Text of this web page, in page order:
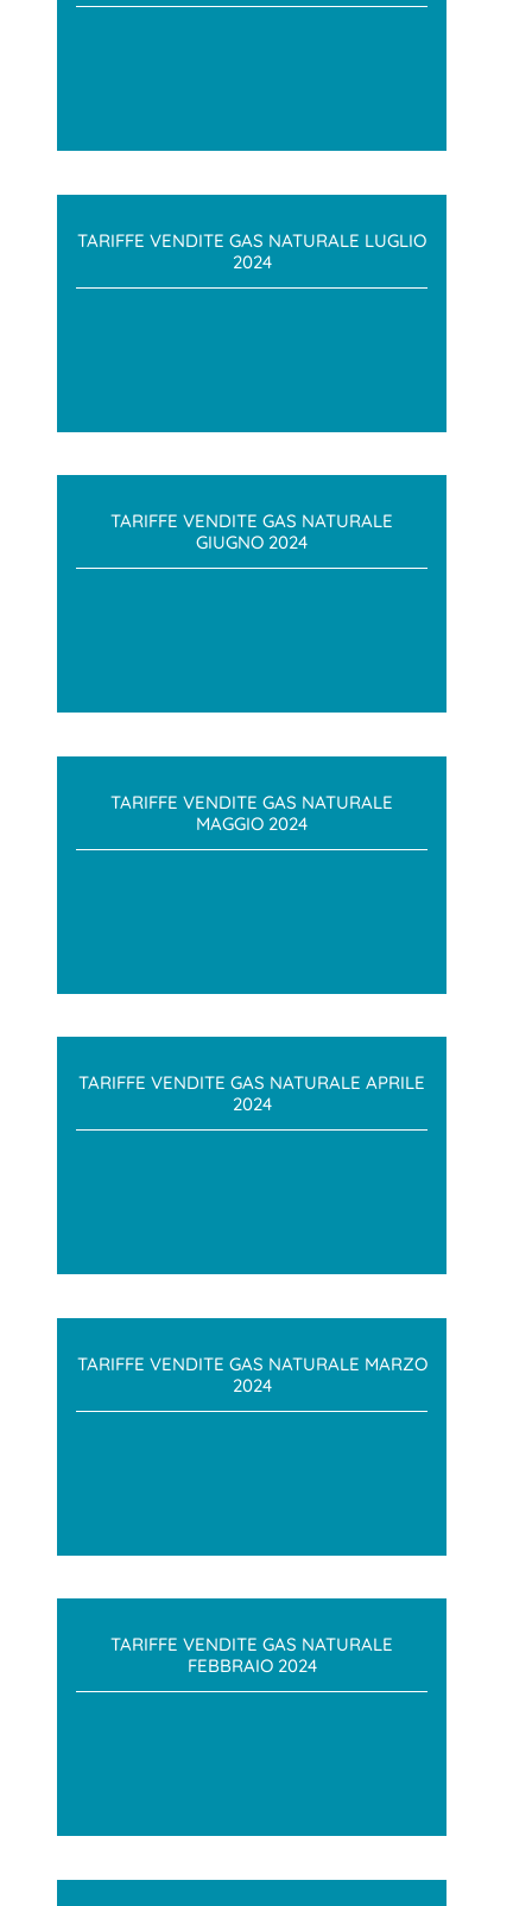
TARIFFE VENDITE GAS NATURALE LUGLIO
2024
TARIFFE VENDITE GAS NATURALE
GIUGNO 2024
TARIFFE VENDITE GAS NATURALE
MAGGIO 2024
TARIFFE VENDITE GAS NATURALE APRILE
2024
TARIFFE VENDITE GAS NATURALE MARZO
2024
TARIFFE VENDITE GAS NATURALE
FEBBRAIO 2024